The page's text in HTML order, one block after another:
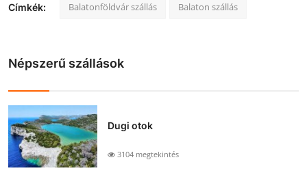
Címkék: Balatonföldvár szállás Balaton szállás
Népszerű szállások
Dugi otok
3104 megtekintés